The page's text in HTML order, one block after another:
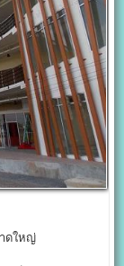
ดใหญ่